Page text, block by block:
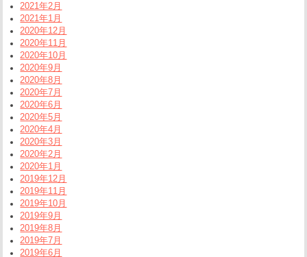
2021年2月
2021年1月
2020年12月
2020年11月
2020年10月
2020年9月
2020年8月
2020年7月
2020年6月
2020年5月
2020年4月
2020年3月
2020年2月
2020年1月
2019年12月
2019年11月
2019年10月
2019年9月
2019年8月
2019年7月
2019年6月